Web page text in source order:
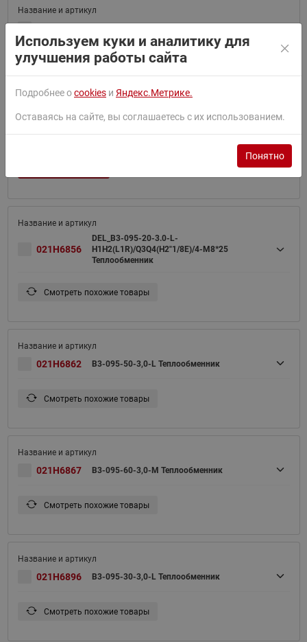
Смотреть похожие товары
021H6832 B3-095-140-3,0-HQ
021H6856
DEL_B3-095-20-3.0-L-
H1H2(L1R)/Q3Q4(H2"1/8E)/4-M8*25
Теплообменник
Смотреть похожие товары
021H6862 B3-095-50-3,0-L Теплообменник
Смотреть похожие товары
021H6867 B3-095-60-3,0-M Теплообменник
Смотреть похожие товары
021H6896 B3-095-30-3,0-L Теплообменник
Смотреть похожие товары
Используем куки и аналитику для
улучшения работы сайта
Подробнее оcookies и Яндекс.Метрике.
Оставаясь на сайте, вы соглашаетесь с их использованием.
Понятно